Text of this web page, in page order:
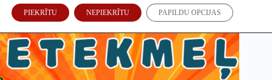
PIEKRĪTU NEPIEKRĪTU PAPILDU OPCIJAS